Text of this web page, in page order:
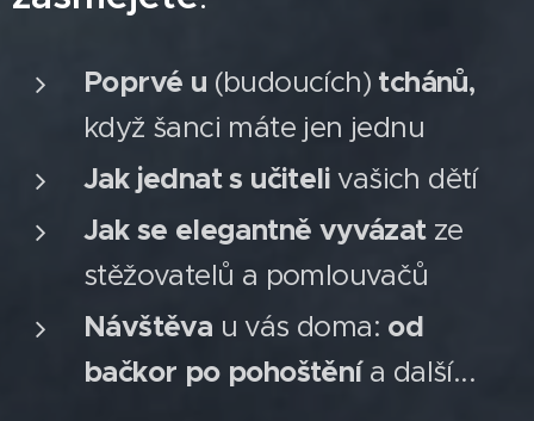
Poprvé u (budoucích) tchánů,
když šanci máte jen jednu
Jak jednat s učitelivašich dětí
Jak se elegantně vyvázatze
stěžovatelů a pomlouvačů
Návštěva u vás doma: od
bačkor po pohoštěnía další...